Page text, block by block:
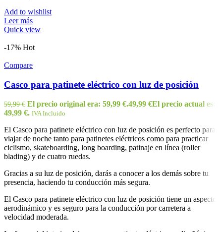
Add to wishlist
Leer más
Quick view
-17% Hot
Compare
Casco para patinete eléctrico con luz de posición
59,99€ El precio original era: 59,99 €.49,99 €El precio actual es:
49,99 €. IVA Incluido
El Casco para patinete eléctrico con luz de posición es perfecto para
viajar de noche tanto para patinetes eléctricos como para practicar
ciclismo, skateboarding, long boarding, patinaje en línea (roller
blading) y de cuatro ruedas.
Gracias a su luz de posición, darás a conocer a los demás sobre tu
presencia, haciendo tu conducción más segura.
El Casco para patinete eléctrico con luz de posición tiene un aspecto
aerodinámico y es seguro para la conducción por carretera a
velocidad moderada.